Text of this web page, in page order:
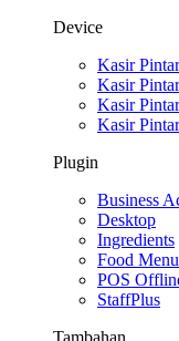
Device
Kasir
Kasir
Kasir
Kasir
Plugin
Business
Desktop
Ingredients
Food Menu
POS
StaffPlus
Tambahan